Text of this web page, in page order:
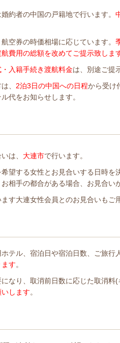
約者の中国の戸籍地で行います。
空券の時価相場に応じています。
航費用の総額を改めてご提示致しま
入籍手続き渡航料金は、別途ご提
、 2泊3日の中国への日程から受け
代をお知らせします。
は、 大連市で行います。
望する女性とお見合いする日時を
相手の都合がある場合、お見合い
す大連女性会員とのお見合いもご
テル、宿泊日や宿泊日数、ご旅行
す。
なり、取消前日数に応じた取消料(
します。